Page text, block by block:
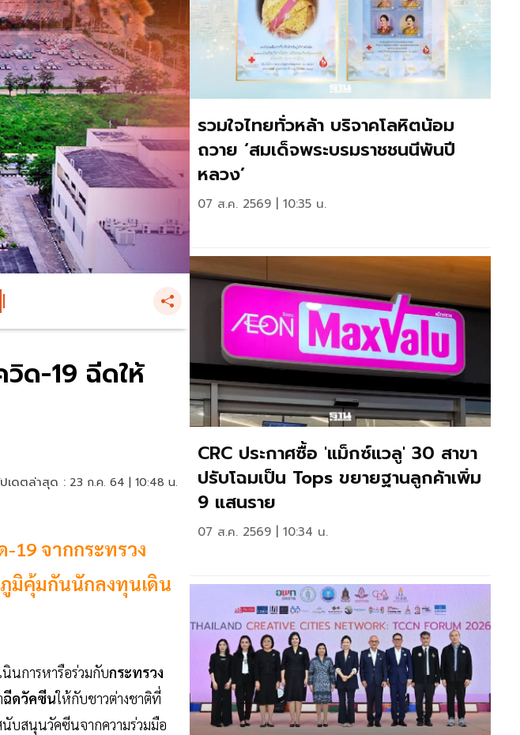
ด-19 ฉีดให้
เดตล่าสุด : 23 ก.ค. 64 | 10:48 น.
19 จากกระทรวง
มิคุ้มกันนักลงทุนเดิน
นินการหารือร่วมกับกระทรวง
ฉีดวัคซีนให้กับชาวต่างชาติที่
บสนุนวัคซีนจากความร่วมมือ
รวมใจไทยทั่วหล้า บริจาคโลหิตน้อม
ถวาย ‘สมเด็จพระบรมราชชนนีพันปี
หลวง’
07 ส.ค. 2569 | 10:35 น.
CRC ประกาศซื้อ 'แม็กซ์แวลู' 30 สาขา
ปรับโฉมเป็น Tops ขยายฐานลูกค้าเพิ่ม
9 แสนราย
07 ส.ค. 2569 | 10:34 น.